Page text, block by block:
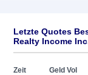
Letzte Quotes
Realty Income
Zeit Geld Vol